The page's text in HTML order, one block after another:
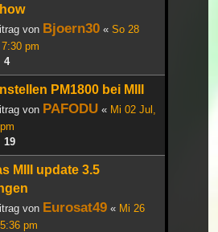
von Bjoern30 « So 28
pm
4
PM1800 bei MIII
von PAFODU « Mi 02 Jul,
19
MIII update 3.5
von Eurosat49 « Mi 26
pm